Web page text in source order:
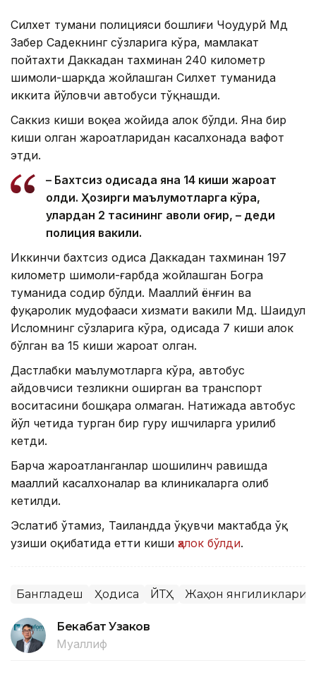
Силхет тумани полицияси бошлиғи Чоудҳурй Мд
Забер Садекнинг сўзларига кўра, мамлакат
пойтахти Даккадан тахминан 240 километр
шимоли-шарқда жойлашган Силхет туманида
иккита йўловчи автобуси тўқнашди.
Саккиз киши воқеа жойида ҳалок бўлди. Яна бир
киши олган жароҳатларидан касалхонада вафот
этди.
– Бахтсиз ҳодисада яна 14 киши жароҳат
олди. Ҳозирги маълумотларга кўра,
улардан 2 тасининг аҳволи оғир, – деди
полиция вакили.
Иккинчи бахтсиз ҳодиса Даккадан тахминан 197
километр шимоли-ғарбда жойлашган Богра
туманида содир бўлди. Маҳаллий ёнғин ва
фуқаролик мудофааси хизмати вакили Мд. Шаҳидул
Исломнинг сўзларига кўра, ҳодисада 7 киши ҳалок
бўлган ва 15 киши жароҳат олган.
Дастлабки маълумотларга кўра, автобус
ҳайдовчиси тезликни оширган ва транспорт
воситасини бошқара олмаган. Натижада автобус
йўл четида турган бир гуруҳ ишчиларга урилиб
кетди.
Барча жароҳатланганлар шошилинч равишда
маҳаллий касалхоналар ва клиникаларга олиб
кетилди.
Эслатиб ўтамиз, Таиландда ўқувчи мактабда ўқ
узиши оқибатида етти киши ҳалок бўлди.
Бангладеш Ҳодиса ЙТҲ Жаҳон янгиликлари
Бекабат Узаков
Муаллиф